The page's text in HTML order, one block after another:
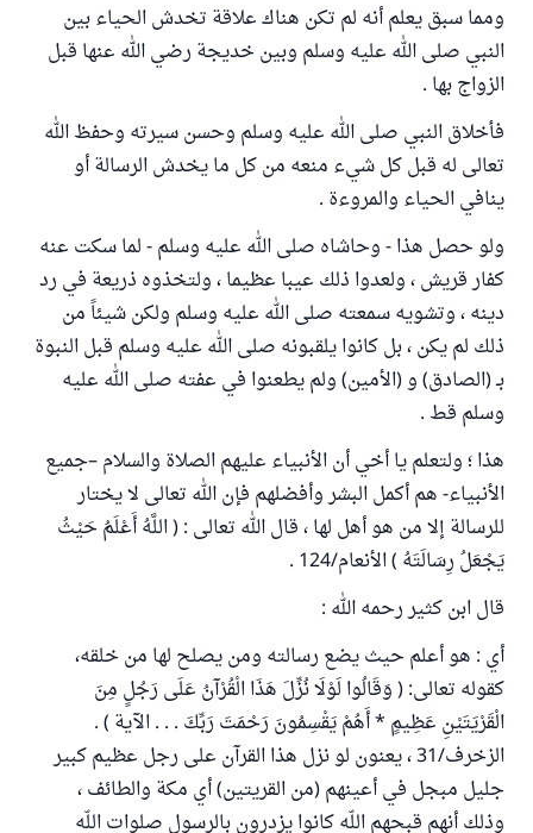
ومما سبق يعلم أنه لم تكن هناك علاقة تخدش الحياء بين
النبي صلى الله عليه وسلم وبين خديجة رضي الله عنها قبل
الزواج بها .
فأخلاق النبي صلى الله عليه وسلم وحسن سيرته وحفظ الله
تعالى له قبل كل شيء منعه من كل ما يخدش الرسالة أو
ينافي الحياء والمروءة .
ولو حصل هذا - وحاشاه صلى الله عليه وسلم - لما سكت عنه
كفار قريش ، ولعدوا ذلك عيبا عظيما ، ولتخذوه ذريعة في رد
دينه ، وتشويه سمعته صلى الله عليه وسلم ولكن شيئاً من
ذلك لم يكن ، بل كانوا يلقبونه صلى الله عليه وسلم قبل النبوة
بـ (الصادق) و (الأمين) ولم يطعنوا في عفته صلى الله عليه
وسلم قط .
هذا ؛ ولتعلم يا أخي أن الأنبياء عليهم الصلاة والسلام –جميع
الأنبياء- هم أكمل البشر وأفضلهم فإن الله تعالى لا يختار
للرسالة إلا من هو أهل لها ، قال الله تعالى : ( اللَّهُ أَعْلَمُ حَيْثُ
يَجْعَلُ رِسَالَتَهُ ) الأنعام/124 .
قال ابن كثير رحمه الله :
أي : هو أعلم حيث يضع رسالته ومن يصلح لها من خلقه،
كقوله تعالى: ( وَقَالُوا لَوْلَا نُزِّلَ هَذَا الْقُرْآنُ عَلَى رَجُلٍ مِنَ
الْقَرْيَتَيْنِ عَظِيمٍ * أَهُمْ يَقْسِمُونَ رَحْمَتَ رَبِّكَ . . . الآية ) .
الزخرف/31 ، يعنون لو نزل هذا القرآن على رجل عظيم كبير
جليل مبجل في أعينهم (من القريتين) أي مكة والطائف ،
وذلك أنهم قبحهم اللّه كانوا يزدرون بالرسول صلوات اللّه